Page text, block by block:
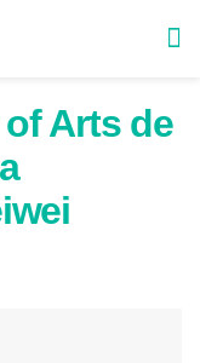
Arts de